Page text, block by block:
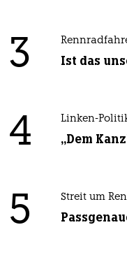
3 Ist das
4 Linken-
„Dem
5 Streit um